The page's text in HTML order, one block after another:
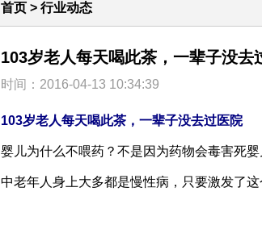
首页 > 行业动态
103岁老人每天喝此茶，一辈子没去
时间：2016-04-13 10:34:39
103岁老人每天喝此茶，一辈子没去过医院
婴儿为什么不喂药？不是因为药物会毒害死
中老年人身上大多都是慢性病，只要激发了这